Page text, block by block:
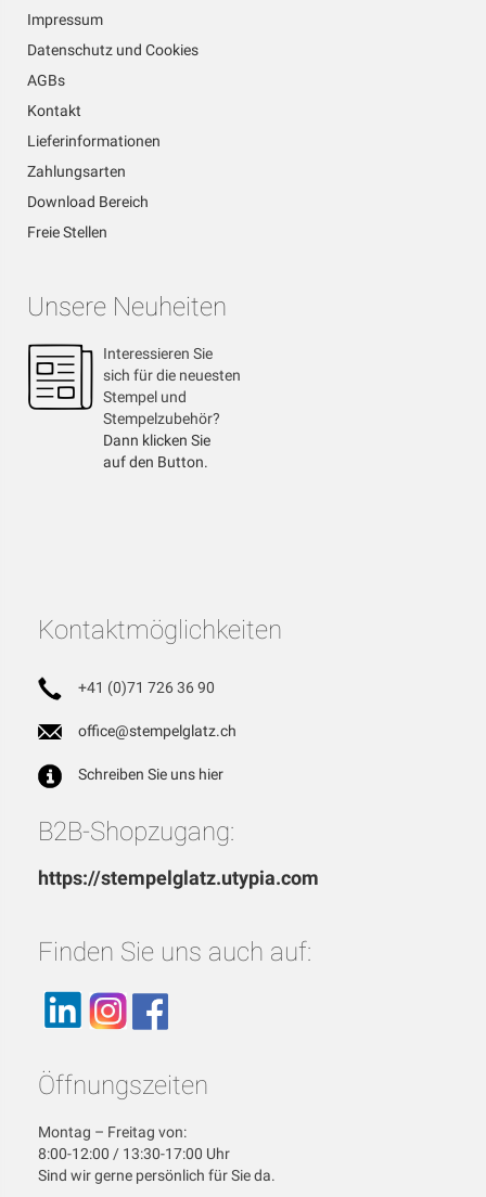
Impressum
Datenschutz und Cookies
AGBs
Kontakt
Lieferinformationen
Zahlungsarten
Download Bereich
Freie Stellen
Unsere Neuheiten
Interessieren Sie
sich für die neuesten
Stempel und
Stempelzubehör?
Dann klicken Sie
auf den Button.
Kontaktmöglichkeiten
+41 (0)71 726 36 90
office@stempelglatz.ch
Schreiben Sie uns hier
B2B-Shopzugang:
https://stempelglatz.utypia.com
Finden Sie uns auch auf:
Öffnungszeiten
Montag – Freitag von:
8:00-12:00 / 13:30-17:00 Uhr
Sind wir gerne persönlich für Sie da.